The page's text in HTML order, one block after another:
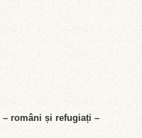
români și refugiați –